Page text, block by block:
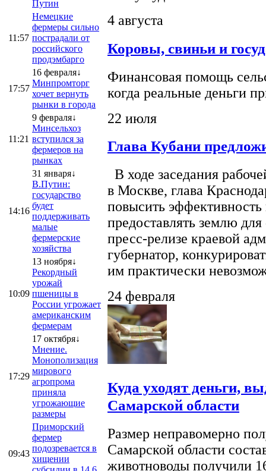
Путин
11:57
Немецкие
фермеры сильно
пострадали от
российского
продэмбарго
17:57
16 февраля↓
Минпромторг
хочет вернуть
рынки в города
11:21
9 февраля↓
Минсельхоз
вступился за
фермеров на
рынках
14:16
31 января↓
В.Путин:
государство
будет
поддерживать
малые
фермерские
хозяйства
10:09
13 ноября↓
Рекордный
урожай
пшеницы в
России угрожает
американским
фермерам
17:29
17 октября↓
Мнение.
Монополизация
мирового
агропрома
приняла
угрожающие
размеры
09:43
Приморский
фермер
подозревается в
хищении
4 августа
Коровы, свиньи и
Финансовая помощь
когда реальные деньги
22 июля
Глава Кубани
В ходе заседания
в Москве, глава
повысить эффективность
предоставлять землю
пресс-релизе краевой
губернатор,
им практически
24 февраля
Куда уходят деньги,
Самарской области
Размер неправомерно
Самарской области
животноводы получили